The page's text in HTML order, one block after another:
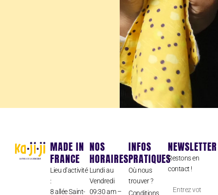
MADE IN
FRANCE
Lieu d’activité
:
8 allée Saint-
NOS
HORAIRES
Lundi au
Vendredi
09:30 am –
INFOS
PRATIQUES
Où nous
trouver ?
Conditions
NEWSLETTER
Restons en
contact !
Entrez